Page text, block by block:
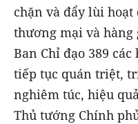
chặn và đẩy lùi
thương mại và
Ban Chỉ đạo 389
tiếp tục quán triệt,
nghiêm túc, hiệu
Thủ tướng Chính